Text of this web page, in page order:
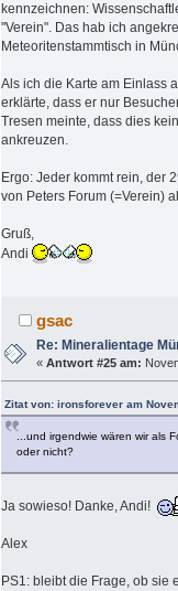
kennzeichnen:
"Verein". Das hab ich
Meteoritenstammtisch in
Als ich die Karte am Einlass
erklärte, dass er nur
Tresen meinte, dass dies
ankreuzen.
Ergo: Jeder kommt rein, der
von Peters Forum (=Verein)
Gruß,
Andi
gsac
Re: Mineralientage
«Antwort #25 am:
Zitat von: ironsforever am
...und irgendwie wären wir als
oder nicht?
Ja sowieso! Danke, Andi!
Alex
PS1: bleibt die Frage, ob sie